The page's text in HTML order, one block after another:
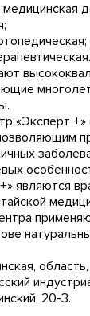
медицинская
«Эксперт
являются
20-3.